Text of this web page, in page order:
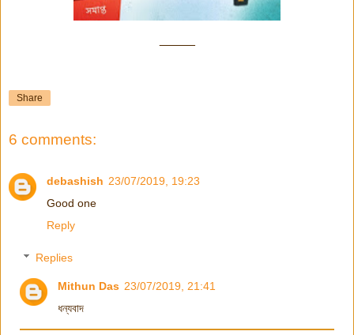
Share
6 comments:
debashish 23/07/2019, 19:23
Good one
Reply
Replies
Mithun Das 23/07/2019, 21:41
ধন্যবাদ